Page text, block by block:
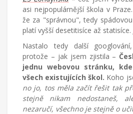
asi nejpopulárnější škola v
že za "správnou", tedy
platí vyšší desetitisíce až statisíce.
Nastalo tedy další
protože – jak jsem zjistila –
jednu webovou stránku,
všech existujících škol. Koho
no jo, tos měla začít řešit tak
stejně nikam nedostaneš,
nezaručí, všechno je stejně o